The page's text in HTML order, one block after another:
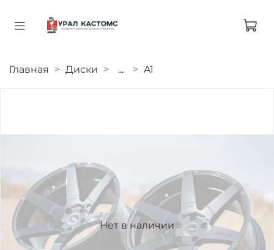
Главная Диски ... A1
Нет в наличии